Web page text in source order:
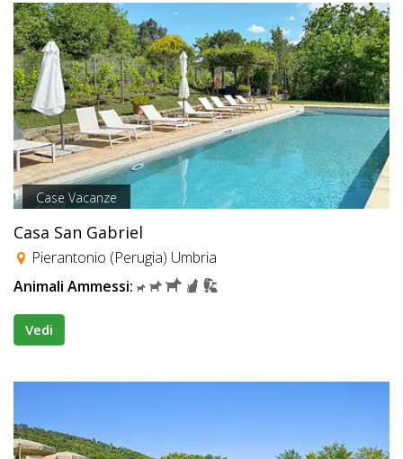
Case Vacanze
Casa San Gabriel
Pierantonio (Perugia) Umbria
Animali Ammessi:
Vedi